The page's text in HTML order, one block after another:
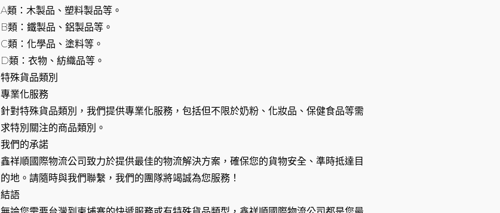
A類：木製品、塑料製品等。
B類：鐵製品、鋁製品等。
C類：化學品、塗料等。
D類：衣物、紡織品等。
特殊貨品類別
專業化服務
針對特殊貨品類別，我們提供專業化服務，包括但不限於奶粉、化妝品、保健食品等需
求特別關注的商品類別。
我們的承諾
鑫祥順國際物流公司致力於提供最佳的物流解決方案，確保您的貨物安全、準時抵達目
的地。請隨時與我們聯繫，我們的團隊將竭誠為您服務！
結語